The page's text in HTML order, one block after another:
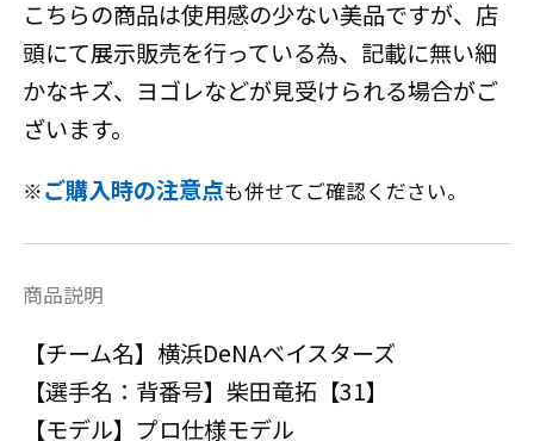
こちらの商品は使用感の少ない美品ですが、店
頭にて展示販売を行っている為、記載に無い細
かなキズ、ヨゴレなどが見受けられる場合がご
ざいます。
※ご購入時の注意点も併せてご確認ください。
商品説明
【チーム名】横浜DeNAベイスターズ
【選手名：背番号】柴田竜拓【31】
【モデル】プロ仕様モデル